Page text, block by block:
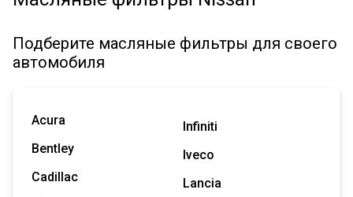
Подберите масляные фильтры для своего
автомобиля
Acura
Bentley
Cadillac
Infiniti
Iveco
Lancia